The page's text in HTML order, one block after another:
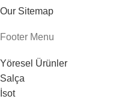
Our Sitemap
Footer Menu
Yöresel Ürünler
Salça
İsot